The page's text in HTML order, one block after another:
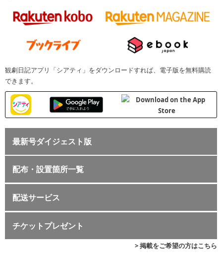
観劇日記アプリ「シアティ」をダウンロードすれば、電子版を無料購読
できます。
最新号ダイジェスト版
配布・設置箇所一覧
配送サービス
チケットプレゼント
> 掲載をご希望の方はこちら